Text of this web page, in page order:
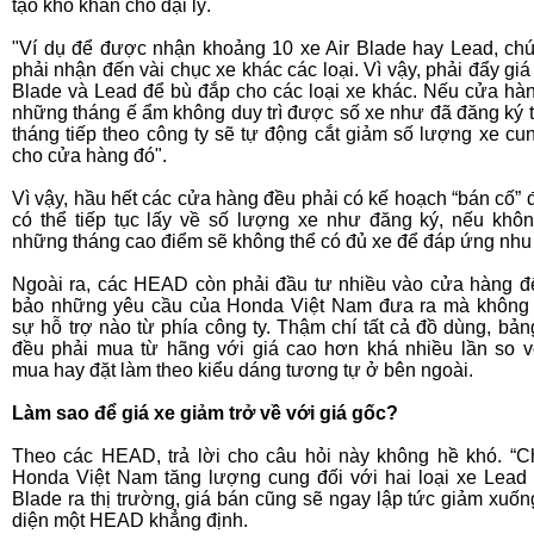
tạo khó khăn cho đại lý.
"Ví dụ để được nhận khoảng 10 xe Air Blade hay Lead,
phải nhận đến vài chục xe khác các loại. Vì vậy, phải đẩy giá
Blade và Lead để bù đắp cho các loại xe khác. Nếu cửa
những tháng ế ẩm không duy trì được số xe như đã đăng ký
tháng tiếp theo công ty sẽ tự động cắt giảm số lượng xe
cho cửa hàng đó".
Vì vậy, hầu hết các cửa hàng đều phải có kế hoạch “bán cố”
có thể tiếp tục lấy về số lượng xe như đăng ký, nếu
những tháng cao điểm sẽ không thể có đủ xe để đáp ứng
Ngoài ra, các HEAD còn phải đầu tư nhiều vào cửa hàng
bảo những yêu cầu của Honda Việt Nam đưa ra mà không
sự hỗ trợ nào từ phía công ty. Thậm chí tất cả đồ dùng,
đều phải mua từ hãng với giá cao hơn khá nhiều lần so
mua hay đặt làm theo kiểu dáng tương tự ở bên ngoài.
Làm sao để giá xe giảm trở về với giá gốc?
Theo các HEAD, trả lời cho câu hỏi này không hề khó.
Honda Việt Nam tăng lượng cung đối với hai loại xe Lead
Blade ra thị trường, giá bán cũng sẽ ngay lập tức giảm
diện một HEAD khẳng định.